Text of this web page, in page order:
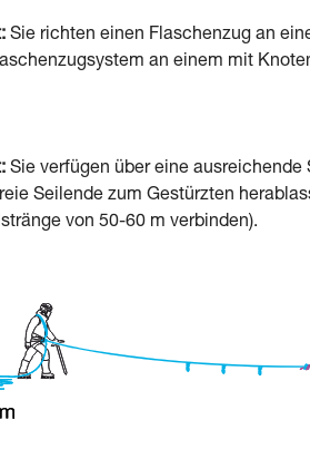
Sie richten einen Flaschenzug an
an einem mit
Sie verfügen über eine
Seilende zum Gestürzten
von 50-60 m verbinden).